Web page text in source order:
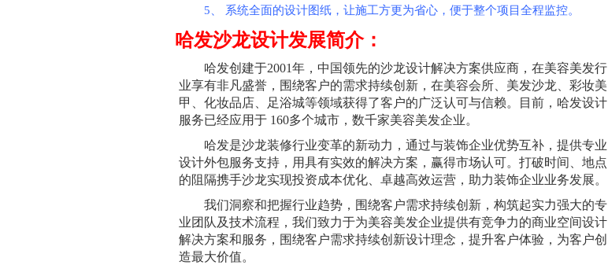
5、 系统全面的设计图纸，让施工方更为省心，便于整个项目全程监控。
哈发沙龙设计发展简介：
哈发创建于2001年，中国领先的沙龙设计解决方案供应商，在美容美发行
业享有非凡盛誉，围绕客户的需求持续创新，在美容会所、美发沙龙、彩妆美
甲、化妆品店、足浴城等领域获得了客户的广泛认可与信赖。目前，哈发设计
服务已经应用于 160多个城市，数千家美容美发企业。
哈发是沙龙装修行业变革的新动力，通过与装饰企业优势互补，提供专业
设计外包服务支持，用具有实效的解决方案，赢得市场认可。打破时间、地点
的阻隔携手沙龙实现投资成本优化、卓越高效运营，助力装饰企业业务发展。
我们洞察和把握行业趋势，围绕客户需求持续创新，构筑起实力强大的专
业团队及技术流程，我们致力于为美容美发企业提供有竞争力的商业空间设计
解决方案和服务，围绕客户需求持续创新设计理念，提升客户体验，为客户创
造最大价值。